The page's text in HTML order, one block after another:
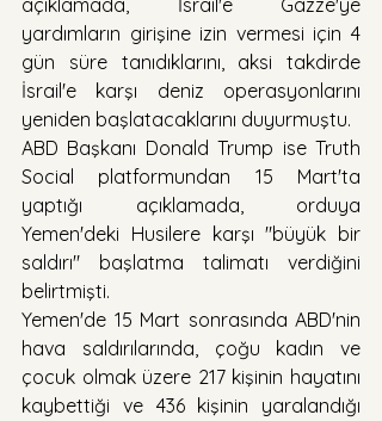
açıklamada, İsrail'e Gazze'ye
yardımların girişine izin vermesi için 4
gün süre tanıdıklarını, aksi takdirde
İsrail'e karşı deniz operasyonlarını
yeniden başlatacaklarını duyurmuştu.
ABD Başkanı Donald Trump ise Truth
Social platformundan 15 Mart'ta
yaptığı açıklamada, orduya
Yemen'deki Husilere karşı "büyük bir
saldırı" başlatma talimatı verdiğini
belirtmişti.
Yemen'de 15 Mart sonrasında ABD'nin
hava saldırılarında, çoğu kadın ve
çocuk olmak üzere 217 kişinin hayatını
kaybettiği ve 436 kişinin yaralandığı